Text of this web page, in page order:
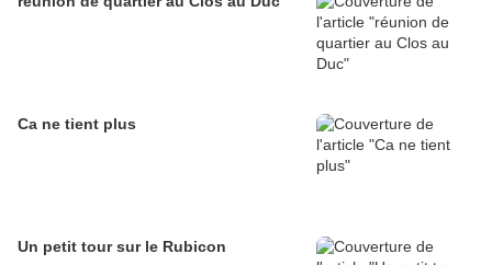
Ca ne tient plus
Un petit tour sur le Rubicon